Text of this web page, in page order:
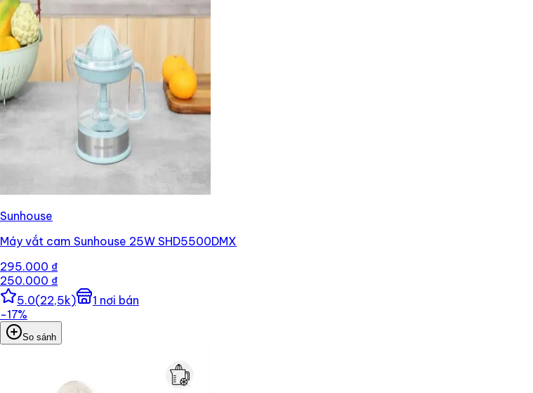
Sunhouse
Máy vắt cam Sunhouse 25W SHD5500DMX
295.000 ₫
250.000 ₫
5.0(22,5k) 1 nơi bán
−17%
So sánh